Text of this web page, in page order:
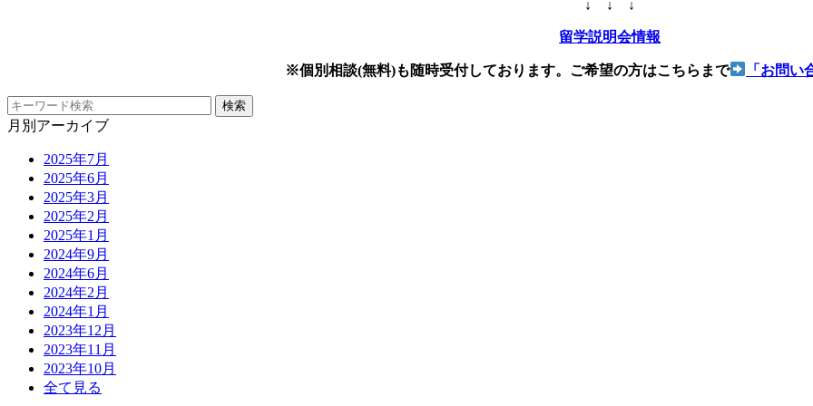
↓ ↓ ↓
留学説明会情報
※個別相談(無料)も随時受付しております。ご希望の方はこちらまで 「お問い
月別アーカイブ
2025年7月
2025年6月
2025年3月
2025年2月
2025年1月
2024年9月
2024年6月
2024年2月
2024年1月
2023年12月
2023年11月
2023年10月
全て見る